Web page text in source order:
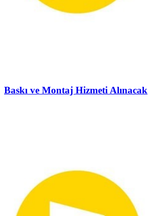
Baskı ve Montaj Hizmeti Alınacak